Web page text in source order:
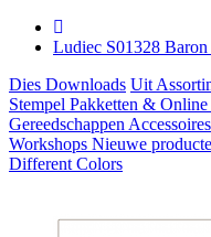
Ludiec S01328 Baron
Dies Downloads Uit
Stempel Pakketten &
Gereedschappen Accessoires
Workshops Nieuwe
Different Colors